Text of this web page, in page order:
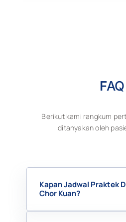
FAQ
Berikut kami rangkum
ditanyakan oleh
Kapan Jadwal Praktek
Chor Kuan?